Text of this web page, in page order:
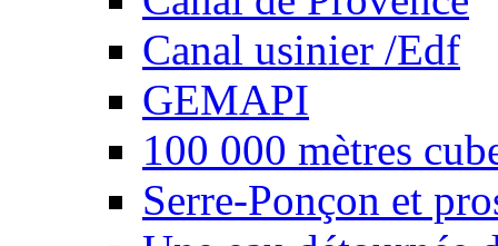
Canal usinier /Edf
GEMAPI
100 000 mètres
Serre-Ponçon et